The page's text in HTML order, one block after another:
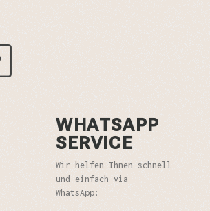
WHATSAPP
SERVICE
Wir helfen Ihnen schnell
und einfach via
WhatsApp: